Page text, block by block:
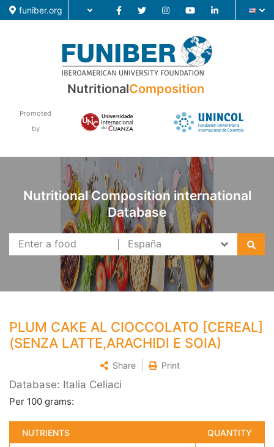
funiber.org
Food Composition
Research
NutritionalComposition
Promoted
by
Nutritional Composition international
Database
PLUM CAKE AL CIOCCOLATO [CEREAL]
(SENZA LATTE,ARACHIDI E SOIA)
Share Print
Database: Italia Celiaci
Per 100 grams:
NUTRIENTS
QUANTITY